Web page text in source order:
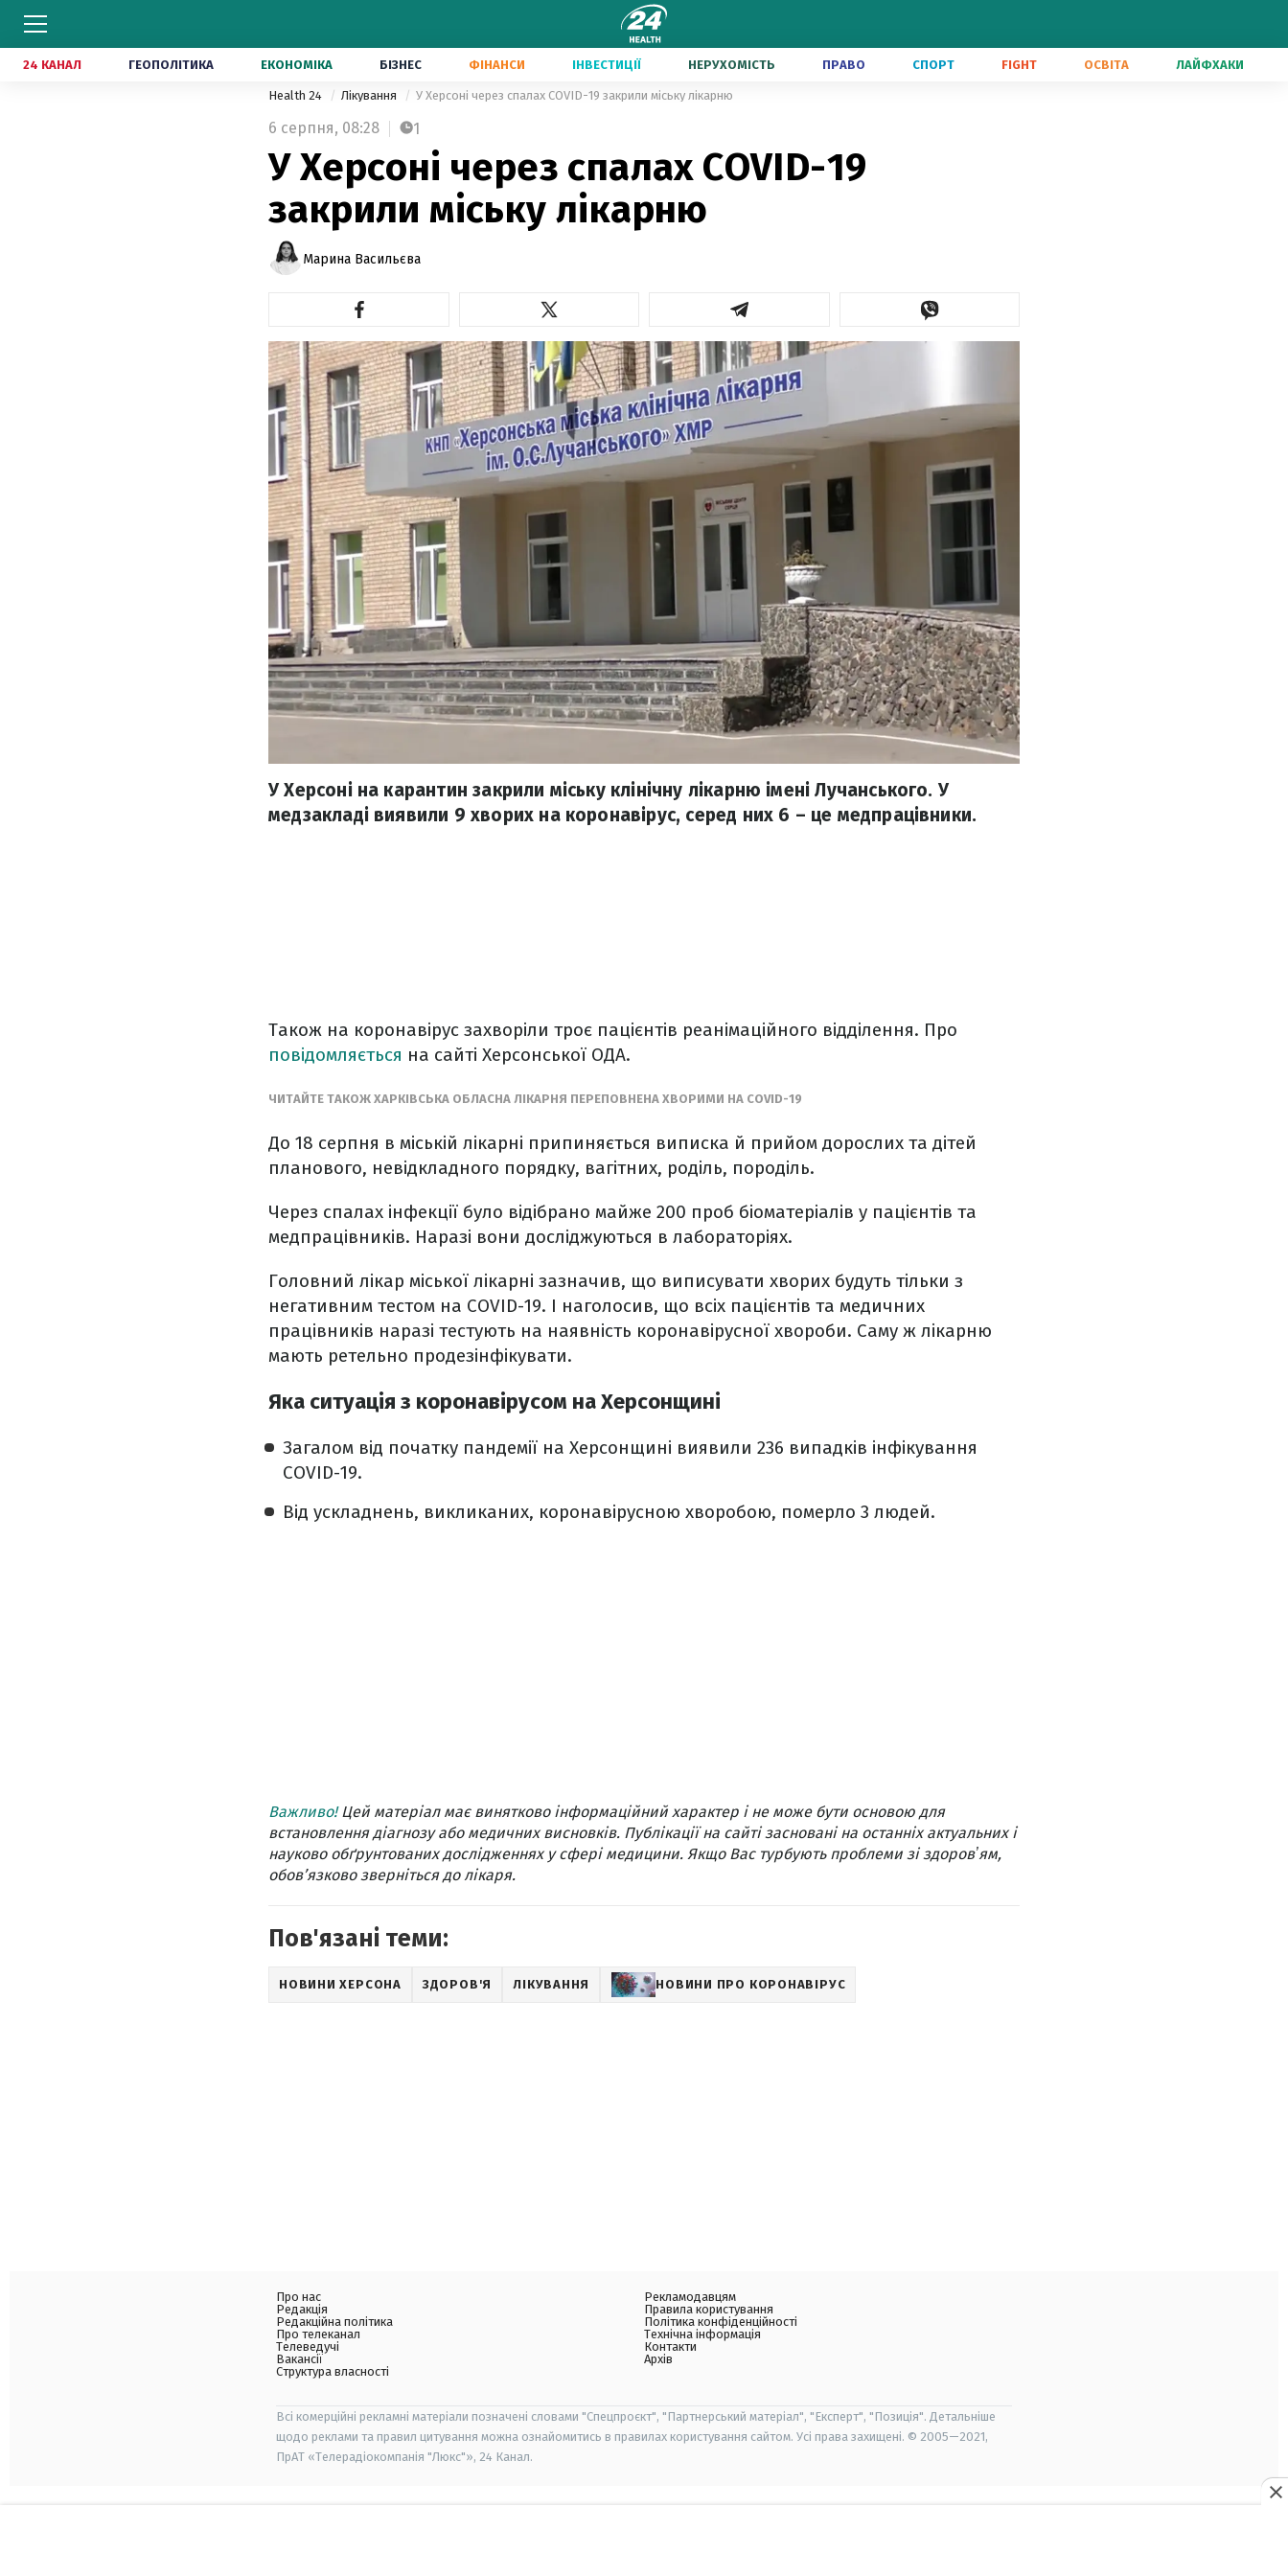
24 КАНАЛ ГЕОПОЛІТИКА ЕКОНОМІКА БІЗНЕС ФІНАНСИ ІНВЕСТИЦІЇ НЕРУХОМІСТЬ ПРАВО СПОРТ FIGHT ОСВІТА ЛАЙФХАКИ
Health 24 Лікування У Херсоні через спалах COVID-19 закрили міську лікарню
6 серпня, 08:28 1
У Херсоні через спалах COVID-19
закрили міську лікарню
Марина Васильєва
У Херсоні на карантин закрили міську клінічну лікарню імені Лучанського. У
медзакладі виявили 9 хворих на коронавірус, серед них 6 – це медпрацівники.
Також на коронавірус захворіли троє пацієнтів реанімаційного відділення. Про
повідомляється на сайті Херсонської ОДА.
ЧИТАЙТЕ ТАКОЖ ХАРКІВСЬКА ОБЛАСНА ЛІКАРНЯ ПЕРЕПОВНЕНА ХВОРИМИ НА COVID-19
До 18 серпня в міській лікарні припиняється виписка й прийом дорослих та дітей
планового, невідкладного порядку, вагітних, роділь, породіль.
Через спалах інфекції було відібрано майже 200 проб біоматеріалів у пацієнтів та
медпрацівників. Наразі вони досліджуються в лабораторіях.
Головний лікар міської лікарні зазначив, що виписувати хворих будуть тільки з
негативним тестом на COVID-19. І наголосив, що всіх пацієнтів та медичних
працівників наразі тестують на наявність коронавірусної хвороби. Саму ж лікарню
мають ретельно продезінфікувати.
Яка ситуація з коронавірусом на Херсонщині
Загалом від початку пандемії на Херсонщині виявили 236 випадків інфікування
COVID-19.
Від ускладнень, викликаних, коронавірусною хворобою, померло 3 людей.
Важливо!Цей матеріал має винятково інформаційний характер і не може бути основою для
встановлення діагнозу або медичних висновків. Публікації на сайті засновані на останніх актуальних і
науково обґрунтованих дослідженнях у сфері медицини. Якщо Вас турбують проблеми зі здоровʼям,
обов’язково зверніться до лікаря.
Пов'язані теми:
НОВИНИ ХЕРСОНА ЗДОРОВ'Я ЛІКУВАННЯ НОВИНИ ПРО КОРОНАВІРУС
Про нас
Редакція
Редакційна політика
Про телеканал
Телеведучі
Вакансії
Структура власності
Рекламодавцям
Правила користування
Політика конфіденційності
Технічна інформація
Контакти
Архів
Всі комерційні рекламні матеріали позначені словами "Спецпроєкт", "Партнерський матеріал", "Експерт", "Позиція". Детальніше
щодо реклами та правил цитування можна ознайомитись в правилах користування сайтом. Усі права захищені. © 2005—2021,
ПрАТ «Телерадіокомпанія "Люкс"», 24 Канал.